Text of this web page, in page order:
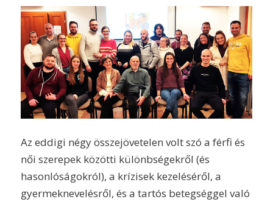
Az eddigi négy összejövetelen volt szó a férfi és
női szerepek közötti különbségekről (és
hasonlóságokról), a krízisek kezeléséről, a
gyermeknevelésről, és a tartós betegséggel való